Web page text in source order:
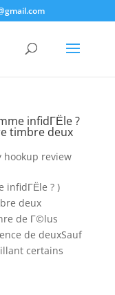
infidГЁle ?
timbre deux
hookup review
infidГЁle ? )
deux
de Г©lus
de deuxSauf
certains